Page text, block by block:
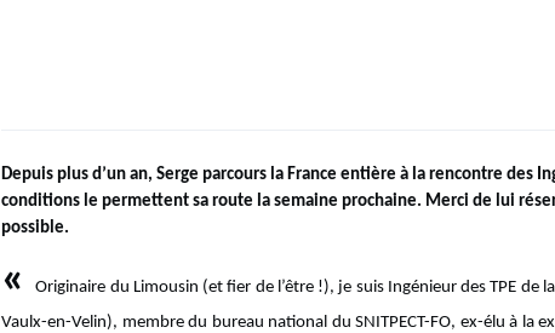
Depuis plus d’un an, Serge parcours la France entière à la rencontre des
conditions le permettent sa route la semaine prochaine. Merci de lui
possible.
«Originaire du Limousin (et fier de l’être !), je suis Ingénieur des TPE de
Vaulx-en-Velin), membre du bureau national du SNITPECT-FO, ex-élu à la